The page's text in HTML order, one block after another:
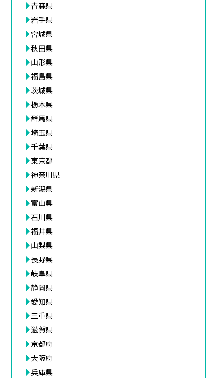
青森県
岩手県
宮城県
秋田県
山形県
福島県
茨城県
栃木県
群馬県
埼玉県
千葉県
東京都
神奈川県
新潟県
富山県
石川県
福井県
山梨県
長野県
岐阜県
静岡県
愛知県
三重県
滋賀県
京都府
大阪府
兵庫県